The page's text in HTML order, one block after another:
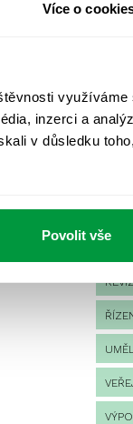
Více o
využíváme
inzerci a
v důsledku
Povolit vše